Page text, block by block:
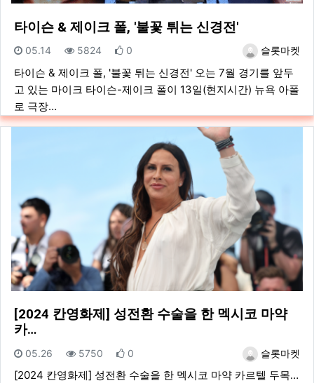
타이슨 & 제이크 폴, '불꽃 튀는 신경전'
등록자슬롯마켓
등록일
05.14 조회
5824 추천
0
타이슨 & 제이크 폴, '불꽃 튀는 신경전' 오는 7월 경기를 앞두
고 있는 마이크 타이슨-제이크 폴이 13일(현지시간) 뉴욕 아폴
로 극장…
[2024 칸영화제] 성전환 수술을 한 멕시코 마약
카…
등록자슬롯마켓
등록일
05.26 조회
5750 추천
0
[2024 칸영화제] 성전환 수술을 한 멕시코 마약 카르텔 두목…